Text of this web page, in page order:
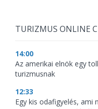
TURIZMUS ONLINE
14:00
Az amerikai elnök egy
turizmusnak
12:33
Egy kis odafigyelés, ami